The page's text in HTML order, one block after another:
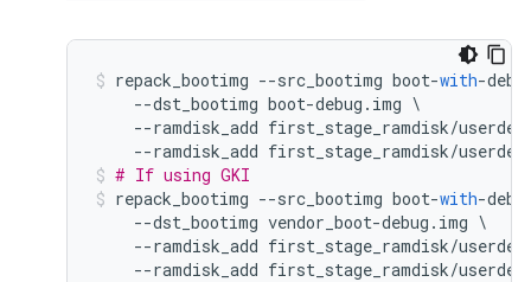
repack_bootimg --src_bootimg boot-with-
--dst_bootimg boot-debug . img \
--ramdisk_add first_stage_ramdisk/
--ramdisk_add first_stage_ramdisk/
# If using GKI
repack_bootimg --src_bootimg boot-with-
--dst_bootimg vendor_boot-debug . img \
--ramdisk_add first_stage_ramdisk/
--ramdisk_add first_stage_ramdisk/